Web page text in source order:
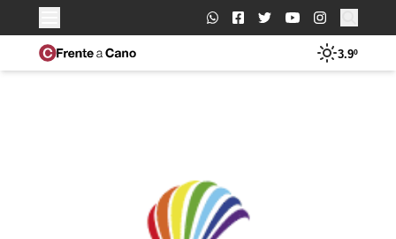
Buscar:
3.9º